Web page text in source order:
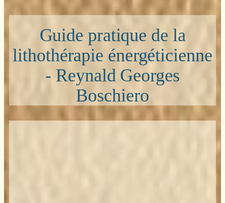
Guide pratique de la
lithothérapie énergéticienne
- Reynald Georges
Boschiero